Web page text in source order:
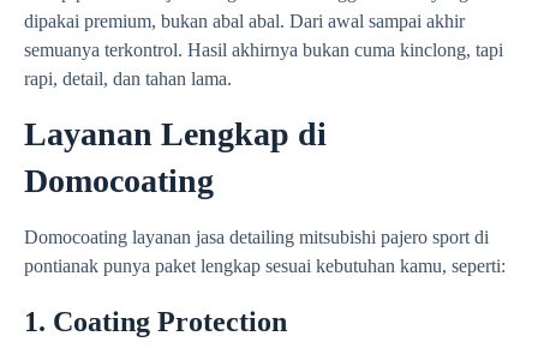
dipakai premium, bukan abal abal. Dari awal sampai akhir
semuanya terkontrol. Hasil akhirnya bukan cuma kinclong, tapi
rapi, detail, dan tahan lama.
Layanan Lengkap di
Domocoating
Domocoating layanan jasa detailing mitsubishi pajero sport di
pontianak punya paket lengkap sesuai kebutuhan kamu, seperti:
1. Coating Protection